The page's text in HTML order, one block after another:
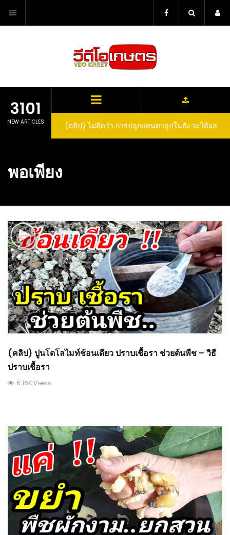
content
3101
NEW ARTICLES (คลิป) วิธีทำไวน์สับปะรด Pineapple Wine
พอเพียง
(คลิป) ปูนโดโลไมท์ช้อนเดียว ปราบเชื้อรา ช่วยต้นพืช – วิธี
ปราบเชื้อรา
6.16K Views